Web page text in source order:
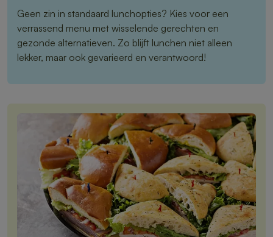
Geen zin in standaard lunchopties? Kies voor een
verrassend menu met wisselende gerechten en
gezonde alternatieven. Zo blijft lunchen niet alleen
lekker, maar ook gevarieerd en verantwoord!